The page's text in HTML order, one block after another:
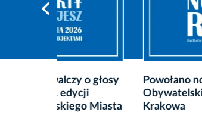
Powołano nową Radę Budżetu
Obywatelskiego Miasta
Krakowa